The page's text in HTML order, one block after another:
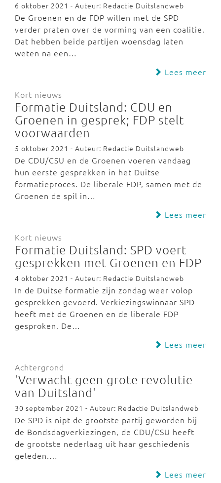
6 oktober 2021 - Auteur: Redactie Duitslandweb
De Groenen en de FDP willen met de SPD
verder praten over de vorming van een coalitie.
Dat hebben beide partijen woensdag laten
weten na een…
Lees meer
Kort nieuws
Formatie Duitsland: CDU en
Groenen in gesprek; FDP stelt
voorwaarden
5 oktober 2021 - Auteur: Redactie Duitslandweb
De CDU/CSU en de Groenen voeren vandaag
hun eerste gesprekken in het Duitse
formatieproces. De liberale FDP, samen met de
Groenen de spil in…
Lees meer
Kort nieuws
Formatie Duitsland: SPD voert
gesprekken met Groenen en FDP
4 oktober 2021 - Auteur: Redactie Duitslandweb
In de Duitse formatie zijn zondag weer volop
gesprekken gevoerd. Verkiezingswinnaar SPD
heeft met de Groenen en de liberale FDP
gesproken. De…
Lees meer
Achtergrond
'Verwacht geen grote revolutie
van Duitsland'
30 september 2021 - Auteur: Redactie Duitslandweb
De SPD is nipt de grootste partij geworden bij
de Bondsdagverkiezingen, de CDU/CSU heeft
de grootste nederlaag uit haar geschiedenis
geleden.…
Lees meer